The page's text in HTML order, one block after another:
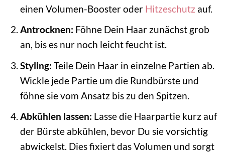
einen Volumen-Booster oder Hitzeschutz auf.
Antrocknen: Föhne Dein Haar zunächst grob
an, bis es nur noch leicht feucht ist.
Styling: Teile Dein Haar in einzelne Partien ab.
Wickle jede Partie um die Rundbürste und
föhne sie vom Ansatz bis zu den Spitzen.
Abkühlen lassen: Lasse die Haarpartie kurz auf
der Bürste abkühlen, bevor Du sie vorsichtig
abwickelst. Dies fixiert das Volumen und sorgt